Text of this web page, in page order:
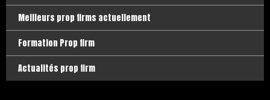
Meilleurs prop firms actuellement
Formation Prop firm
Actualités prop firm